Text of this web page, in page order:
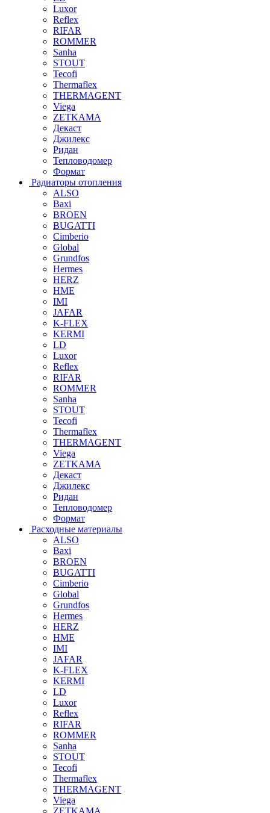
Luxor
Reflex
RIFAR
ROMMER
Sanha
STOUT
Tecofi
Thermaflex
THERMAGENT
Viega
ZETKAMA
Декаст
Джилекс
Ридан
Тепловодомер
Формат
Радиаторы отопления
ALSO
Baxi
BROEN
BUGATTI
Cimberio
Global
Grundfos
Hermes
HERZ
HME
IMI
JAFAR
K-FLEX
KERMI
LD
Luxor
Reflex
RIFAR
ROMMER
Sanha
STOUT
Tecofi
Thermaflex
THERMAGENT
Viega
ZETKAMA
Декаст
Джилекс
Ридан
Тепловодомер
Формат
Расходные материалы
ALSO
Baxi
BROEN
BUGATTI
Cimberio
Global
Grundfos
Hermes
HERZ
HME
IMI
JAFAR
K-FLEX
KERMI
LD
Luxor
Reflex
RIFAR
ROMMER
Sanha
STOUT
Tecofi
Thermaflex
THERMAGENT
Viega
ZETKAMA